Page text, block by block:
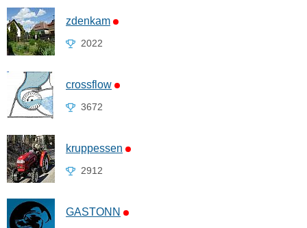
zdenkam
2022
crossflow
3672
kruppessen
2912
GASTONN